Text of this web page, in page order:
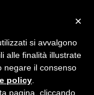
×
si avvalgono
alle finalità illustrate
negare il consenso
policy
pagina, cliccando